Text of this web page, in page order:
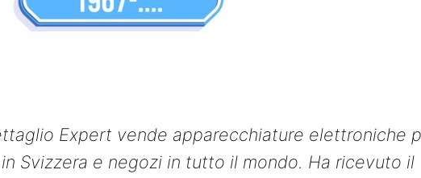
Expert vende apparecchiature elettroniche
Svizzera e negozi in tutto il mondo. Ha ricevuto il